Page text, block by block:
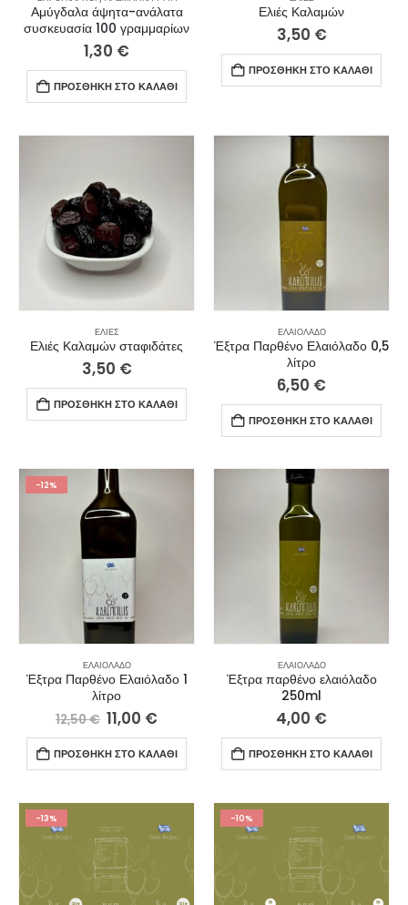
Αμύγδαλα άψητα-ανάλατα
συσκευασία 100 γραμμαρίων
1,30 €
ΠΡΟΣΘΉΚΗ ΣΤΟ ΚΑΛΆΘΙ
Ελιές Καλαμών
3,50 €
ΠΡΟΣΘΉΚΗ ΣΤΟ ΚΑΛΆΘΙ
ΕΛΙΈΣ
Ελιές Καλαμών σταφιδάτες
3,50 €
ΠΡΟΣΘΉΚΗ ΣΤΟ ΚΑΛΆΘΙ
ΕΛΑΙΌΛΑΔΟ
Έξτρα Παρθένο Ελαιόλαδο 0,5
λίτρο
6,50 €
ΠΡΟΣΘΉΚΗ ΣΤΟ ΚΑΛΆΘΙ
-12%
ΕΛΑΙΌΛΑΔΟ
Έξτρα Παρθένο Ελαιόλαδο 1
λίτρο
12,50€ 11,00 €
ΠΡΟΣΘΉΚΗ ΣΤΟ ΚΑΛΆΘΙ
ΕΛΑΙΌΛΑΔΟ
Έξτρα παρθένο ελαιόλαδο
250ml
4,00 €
ΠΡΟΣΘΉΚΗ ΣΤΟ ΚΑΛΆΘΙ
-13% -10%